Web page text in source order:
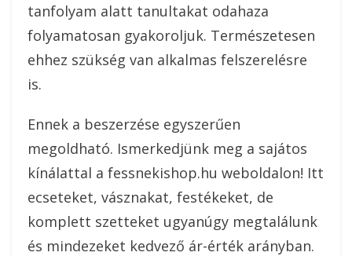
tanfolyam alatt tanultakat odahaza
folyamatosan gyakoroljuk. Természetesen
ehhez szükség van alkalmas felszerelésre
is.
Ennek a beszerzése egyszerűen
megoldható. Ismerkedjünk meg a sajátos
kínálattal a fessnekishop.hu weboldalon! Itt
ecseteket, vásznakat, festékeket, de
komplett szetteket ugyanúgy megtalálunk
és mindezeket kedvező ár-érték arányban.